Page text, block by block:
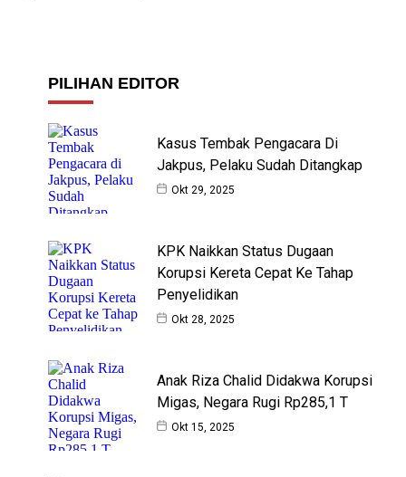
PILIHAN EDITOR
Kasus Tembak Pengacara Di
Jakpus, Pelaku Sudah Ditangkap
Okt 29, 2025
KPK Naikkan Status Dugaan
Korupsi Kereta Cepat Ke Tahap
Penyelidikan
Okt 28, 2025
Anak Riza Chalid Didakwa Korupsi
Migas, Negara Rugi Rp285,1 T
Okt 15, 2025